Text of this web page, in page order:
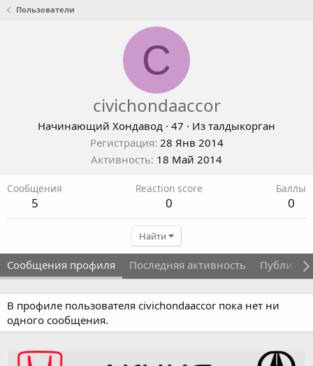
Пользователи
C
civichondaaccor
Начинающий Хондавод · 47 · Из талдыкорган
Регистрация 28 Янв 2014
Активность 18 Май 2014
Сообщения
5
Reaction score
0
Баллы
0
Найти
Сообщения профиля Последняя активность
В профиле пользователя civichondaaccor пока нет ни
одного сообщения.